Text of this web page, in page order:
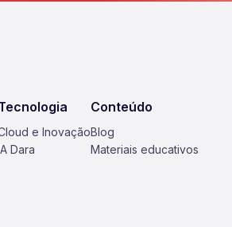
e Inovação
Dara
Conteúdo
Blog
Materiais educativos